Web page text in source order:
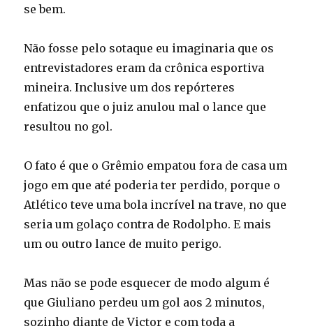
se bem.
Não fosse pelo sotaque eu imaginaria que os
entrevistadores eram da crônica esportiva
mineira. Inclusive um dos repórteres
enfatizou que o juiz anulou mal o lance que
resultou no gol.
O fato é que o Grêmio empatou fora de casa um
jogo em que até poderia ter perdido, porque o
Atlético teve uma bola incrível na trave, no que
seria um golaço contra de Rodolpho. E mais
um ou outro lance de muito perigo.
Mas não se pode esquecer de modo algum é
que Giuliano perdeu um gol aos 2 minutos,
sozinho diante de Victor e com toda a